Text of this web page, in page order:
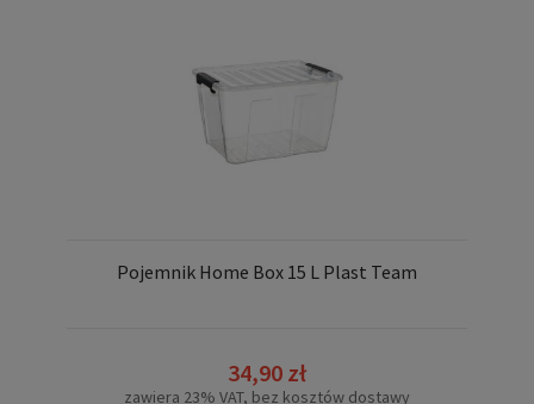
Pojemnik Home Box 15 L Plast Team
34,90 zł
zawiera 23% VAT, bez kosztów dostawy